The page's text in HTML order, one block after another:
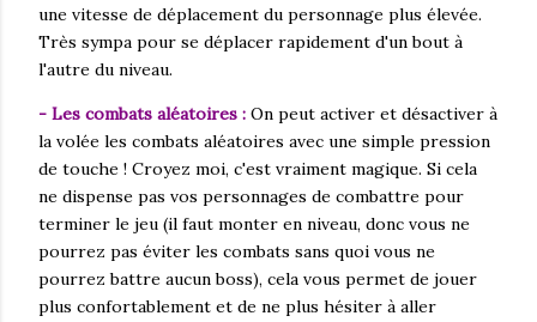
une vitesse de déplacement du personnage plus élevée.
Très sympa pour se déplacer rapidement d'un bout à
l'autre du niveau.
- Les combats aléatoires : On peut activer et désactiver à
la volée les combats aléatoires avec une simple pression
de touche ! Croyez moi, c'est vraiment magique. Si cela
ne dispense pas vos personnages de combattre pour
terminer le jeu (il faut monter en niveau, donc vous ne
pourrez pas éviter les combats sans quoi vous ne
pourrez battre aucun boss), cela vous permet de jouer
plus confortablement et de ne plus hésiter à aller